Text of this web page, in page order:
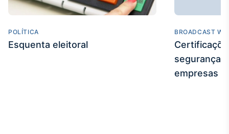
POLÍTICA
Esquenta eleitoral
BROADCAST
segurança
empresas